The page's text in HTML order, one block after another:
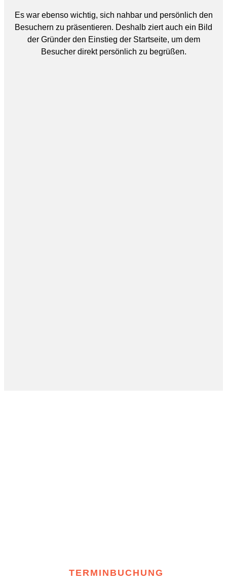
Es war ebenso wichtig, sich nahbar und persönlich den
Besuchern zu präsentieren. Deshalb ziert auch ein Bild
der Gründer den Einstieg der Startseite, um dem
Besucher direkt persönlich zu begrüßen.
TERMINBUCHUNG